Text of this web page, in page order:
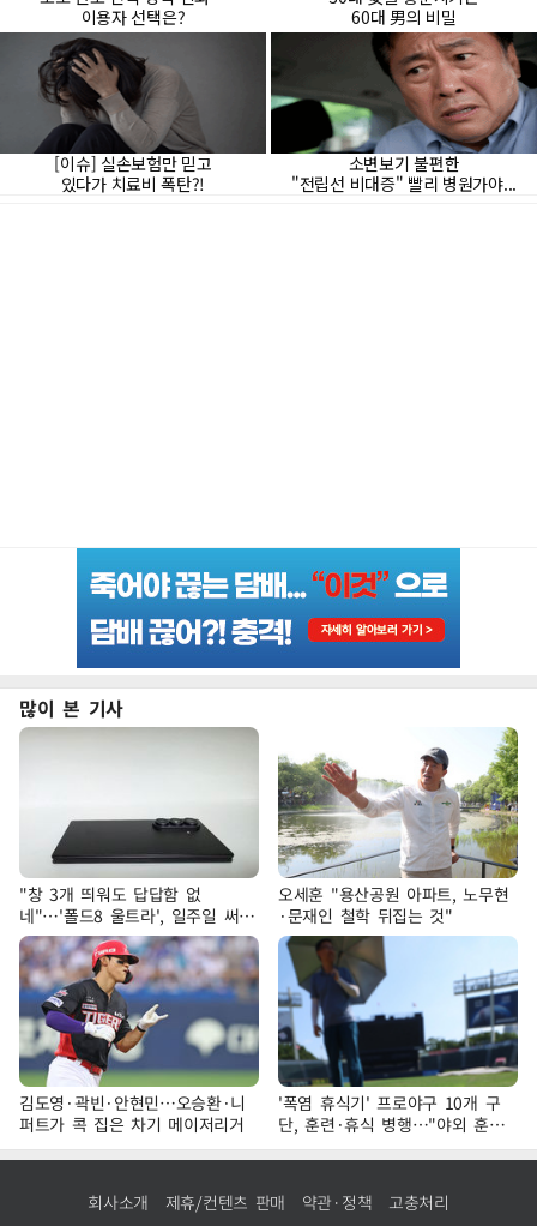
많이 본 기사
"창 3개 띄워도 답답함 없
네"…'폴드8 울트라', 일주일 써보
니
오세훈 "용산공원 아파트, 노무현
·문재인 철학 뒤집는 것"
김도영·곽빈·안현민…오승환·니
퍼트가 콕 집은 차기 메이저리거
'폭염 휴식기' 프로야구 10개 구
단, 훈련·휴식 병행…"야외 훈련
해도 안전 최우선"
회사소개 제휴/컨텐츠 판매 약관·정책 고충처리